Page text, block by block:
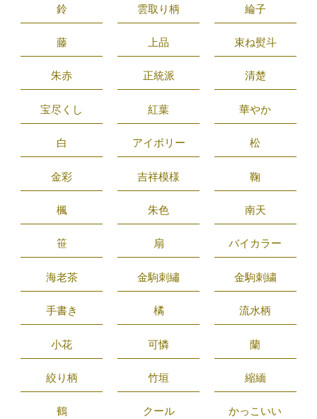
鈴 雲取り柄 綸子
藤 上品 束ね熨斗
朱赤 正統派 清楚
宝尽くし 紅葉 華やか
白 アイボリー 松
金彩 吉祥模様 鞠
楓 朱色 南天
笹 扇 バイカラー
海老茶 金駒刺繡 金駒刺繍
手書き 橘 流水柄
小花 可憐 蘭
絞り柄 竹垣 縮緬
鶴 クール かっこいい